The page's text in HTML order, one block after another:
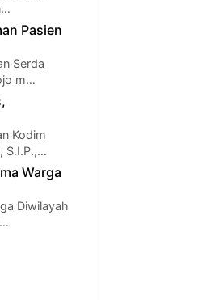
Pasien
Serda
m…
Kodim
S.I.P.,…
Warga
Diwilayah